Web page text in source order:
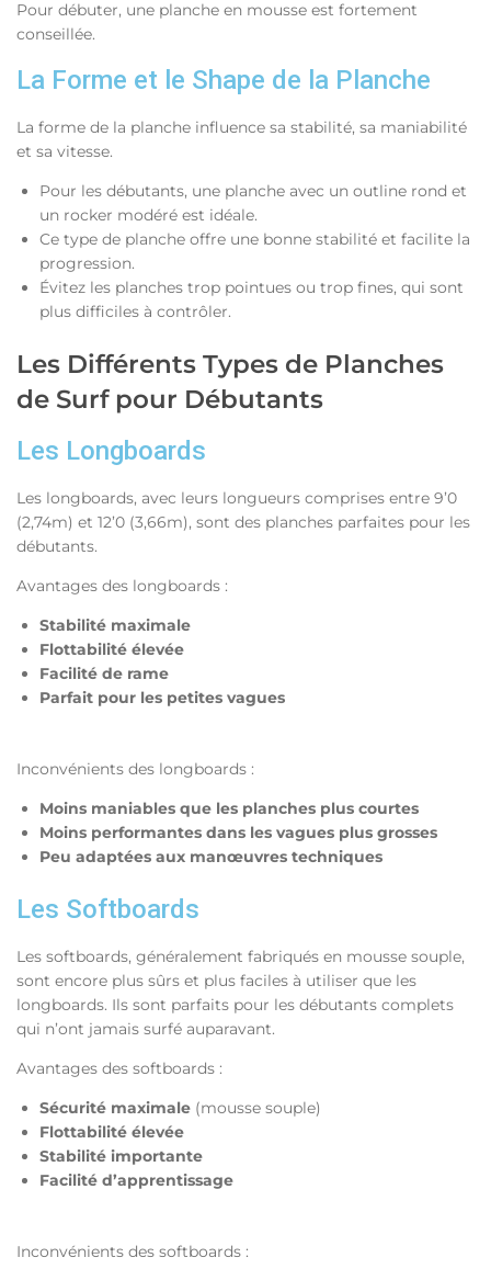
Pour débuter, une planche en mousse est fortement
conseillée.
La Forme et le Shape de la Planche
La forme de la planche influence sa stabilité, sa maniabilité
et sa vitesse.
Pour les débutants, une planche avec un outline rond et
un rocker modéré est idéale.
Ce type de planche offre une bonne stabilité et facilite la
progression.
Évitez les planches trop pointues ou trop fines, qui sont
plus difficiles à contrôler.
Les Différents Types de Planches
de Surf pour Débutants
Les Longboards
Les longboards, avec leurs longueurs comprises entre 9’0
(2,74m) et 12’0 (3,66m), sont des planches parfaites pour les
débutants.
Avantages des longboards :
Stabilité maximale
Flottabilité élevée
Facilité de rame
Parfait pour les petites vagues
Inconvénients des longboards :
Moins maniables que les planches plus courtes
Moins performantes dans les vagues plus grosses
Peu adaptées aux manœuvres techniques
Les Softboards
Les softboards, généralement fabriqués en mousse souple,
sont encore plus sûrs et plus faciles à utiliser que les
longboards. Ils sont parfaits pour les débutants complets
qui n’ont jamais surfé auparavant.
Avantages des softboards :
Sécurité maximale (mousse souple)
Flottabilité élevée
Stabilité importante
Facilité d’apprentissage
Inconvénients des softboards :